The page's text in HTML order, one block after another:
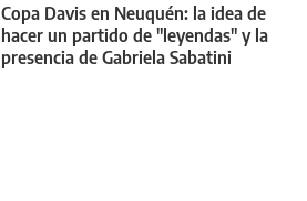
Copa Davis en Neuquén: la idea de
hacer un partido de "leyendas" y la
presencia de Gabriela Sabatini